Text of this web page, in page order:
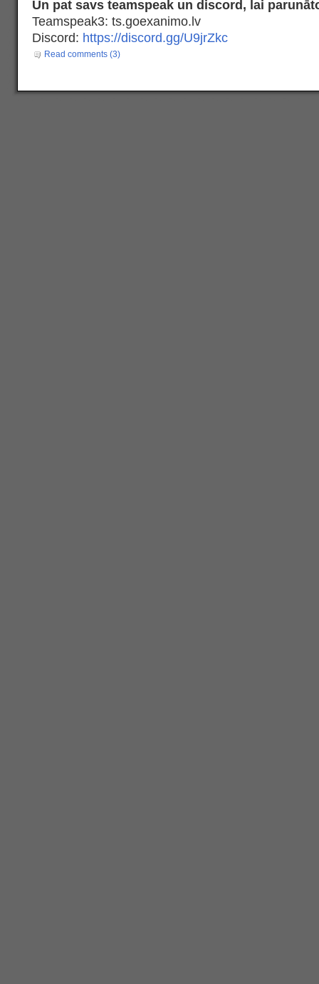
Un pat savs teamspeak un discord, lai
Teamspeak3: ts.goexanimo.lv
Discord: https://discord.gg/U9jrZkc
Read comments (3)